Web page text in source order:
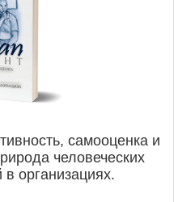
самооценка и
человеческих
организациях.